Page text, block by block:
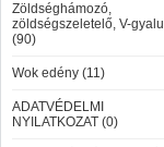
Zöldséghámozó,
zöldségszeletelő, V-gyalu
(90)
Wok edény (11)
ADATVÉDELMI
NYILATKOZAT (0)